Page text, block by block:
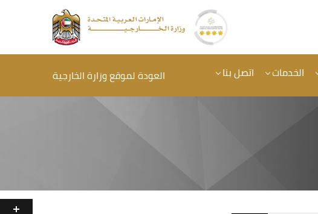
الخدمات اتصل بنا العودة لموقع وزارة الخارجية